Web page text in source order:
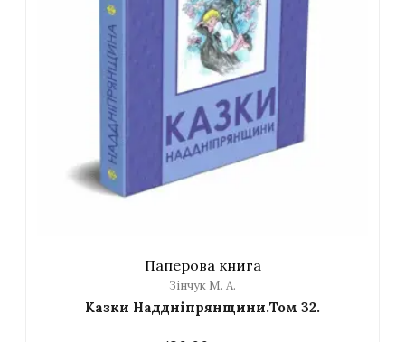
Паперова книга
Зінчук М. А.
Казки Наддніпрянщини.Том 32.